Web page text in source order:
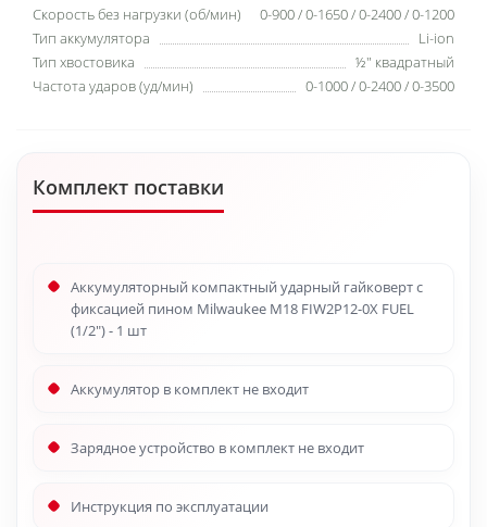
Скорость без нагрузки (об/мин)
0-900 / 0-1650 / 0-2400 / 0-1200
Тип аккумулятора
Li-ion
Тип хвостовика
½″ квадратный
Частота ударов (уд/мин)
0-1000 / 0-2400 / 0-3500
Комплект поставки
Аккумуляторный компактный ударный гайковерт с
фиксацией пином Milwaukee M18 FIW2P12-0X FUEL
(1/2") - 1 шт
Аккумулятор в комплект не входит
Зарядное устройство в комплект не входит
Инструкция по эксплуатации